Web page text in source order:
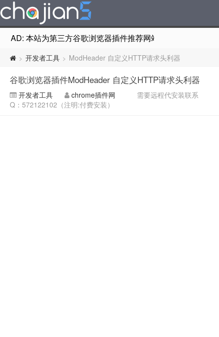
AD: 本站为第三方谷歌浏览器插件推荐网站，非Google
> 开发者工具 > ModHeader 自定义HTTP请求头利器
谷歌浏览器插件ModHeader 自定义HTTP请求头利器
开发者工具 chrome插件网
需要远程代安装联系
Q：572122102（注明:付费安装）